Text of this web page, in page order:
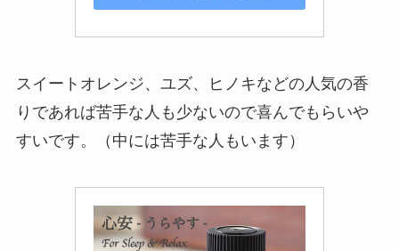
スイートオレンジ、ユズ、ヒノキなどの人気の香
りであれば苦手な人も少ないので喜んでもらいや
すいです。（中には苦手な人もいます）